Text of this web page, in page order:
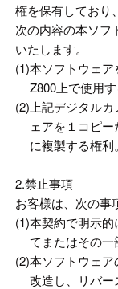
権を保有しており
次の内容の本ソフ
いたします。
(1)本ソフトウェ
Z800上で使用す
(2) 上記デジタル
ェアを１コピ
に複製する権利。
2.禁止事項
お客様は、次の事
(1)本契約で明示
てまたはその一
(2)本ソフトウェア
改造し、リバー